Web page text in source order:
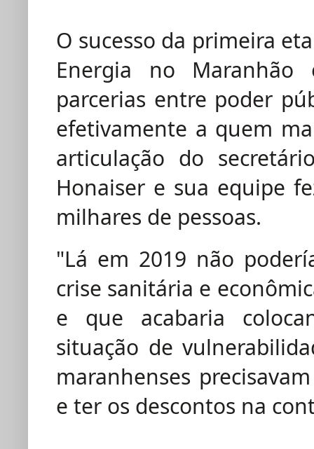
O sucesso da primeira
Energia no
parcerias entre poder
efetivamente a quem
articulação do
Honaiser e sua equipe
milhares de pessoas.
"Lá em 2019 não
crise sanitária e
e que acabaria
situação de
maranhenses
e ter os descontos na